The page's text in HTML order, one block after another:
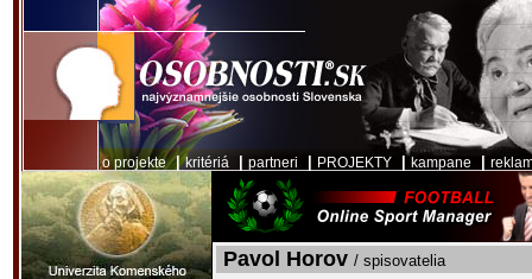
o projekte|kritériá partneri PROJEKTY kampane
Pavol Horov / spisovatelia